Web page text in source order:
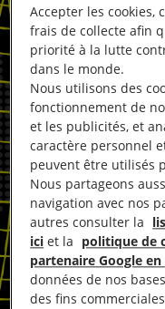
Accepter les cookies,
frais de collecte afin
priorité à la lutte
dans le monde.
Nous utilisons des
fonctionnement de
et les publicités, et
caractère personnel
peuvent être utilisés
Nous partageons
navigation avec nos
autres consulter la
ici et la politique de
partenaire Google
données de nos
des fins